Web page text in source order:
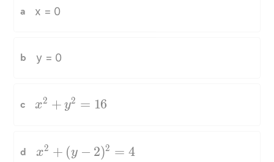
a x = 0
b y = 0
c x^{2}+y^{2}=16
x2 + y2 = 16
d x^{2}+(y-2)^{2}=4
x2 + (y − 2)2 = 4